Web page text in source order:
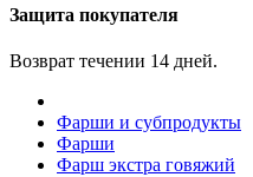
Защита покупателя
Возврат течении 14 дней.
Фарши и субпродукты
Фарши
Фарш экстра говяжий